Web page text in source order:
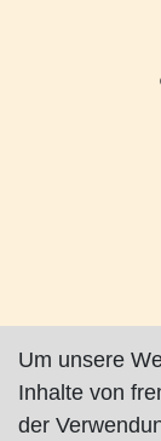
Um unsere
Inhalte von
der